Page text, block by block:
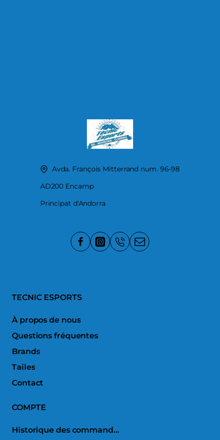
Avda. François Mitterrand num. 96-98
AD200 Encamp
Principat d'Andorra
TECNIC ESPORTS
À propos de nous
Questions fréquentes
Brands
Tailes
Contact
COMPTE
Historique des commandes